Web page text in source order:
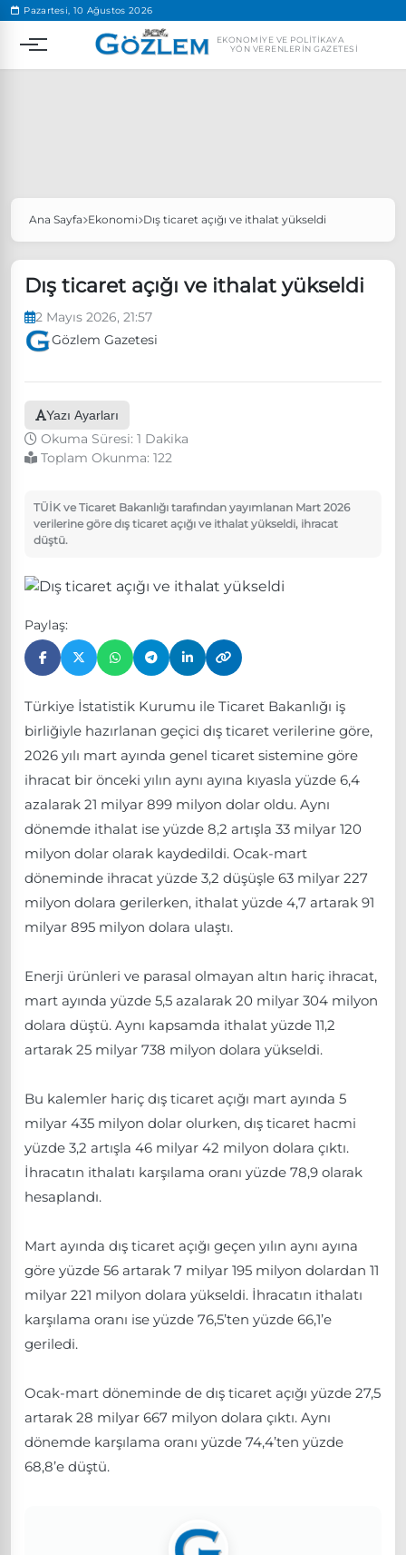
Pazartesi, 10 Ağustos 2026
EKONOMIYE VE POLITIKAYA
YÖN VERENLERIN GAZETESI
Popüler Aramalar
Özgür Özel, Ekrem İmamoğlu’nu ziyaret edecek
Ünlü çift bir etkinliğe daha katılmama kararı aldı
Ana Sayfa Ekonomi Dış ticaret açığı ve ithalat yükseldi
Dış ticaret açığı ve ithalat yükseldi
2 Mayıs 2026, 21:57
Gözlem Gazetesi
Yazı Ayarları
Okuma Süresi: 1 Dakika
Toplam Okunma: 122
TÜİK ve Ticaret Bakanlığı tarafından yayımlanan Mart 2026
verilerine göre dış ticaret açığı ve ithalat yükseldi, ihracat
düştü.
Paylaş:
Türkiye İstatistik Kurumu ile Ticaret Bakanlığı iş
birliğiyle hazırlanan geçici dış ticaret verilerine göre,
2026 yılı mart ayında genel ticaret sistemine göre
ihracat bir önceki yılın aynı ayına kıyasla yüzde 6,4
azalarak 21 milyar 899 milyon dolar oldu. Aynı
dönemde ithalat ise yüzde 8,2 artışla 33 milyar 120
milyon dolar olarak kaydedildi. Ocak-mart
döneminde ihracat yüzde 3,2 düşüşle 63 milyar 227
milyon dolara gerilerken, ithalat yüzde 4,7 artarak 91
milyar 895 milyon dolara ulaştı.
Enerji ürünleri ve parasal olmayan altın hariç ihracat,
mart ayında yüzde 5,5 azalarak 20 milyar 304 milyon
dolara düştü. Aynı kapsamda ithalat yüzde 11,2
artarak 25 milyar 738 milyon dolara yükseldi.
Bu kalemler hariç dış ticaret açığı mart ayında 5
milyar 435 milyon dolar olurken, dış ticaret hacmi
yüzde 3,2 artışla 46 milyar 42 milyon dolara çıktı.
İhracatın ithalatı karşılama oranı yüzde 78,9 olarak
hesaplandı.
Mart ayında dış ticaret açığı geçen yılın aynı ayına
göre yüzde 56 artarak 7 milyar 195 milyon dolardan 11
milyar 221 milyon dolara yükseldi. İhracatın ithalatı
karşılama oranı ise yüzde 76,5’ten yüzde 66,1’e
geriledi.
Ocak-mart döneminde de dış ticaret açığı yüzde 27,5
artarak 28 milyar 667 milyon dolara çıktı. Aynı
dönemde karşılama oranı yüzde 74,4’ten yüzde
68,8’e düştü.